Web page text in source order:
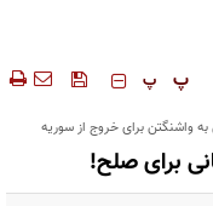
‍‍‍ پ پ
واشنگتن برای خروج از سوریه
برای صلح!